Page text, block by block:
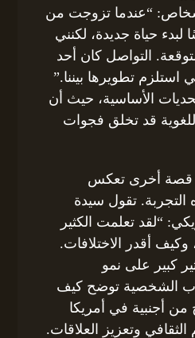
“عندما تزوجت من
حياة جديدة، لكنني
التواصل كان أحد
استلزم تطويرها بيننا.”
الأساسية، حيث أن
قد تخلق فجوات
قصة أخرى تعكس
التجربة. تقول سيدة
“لقد تعلمت الكثير
وكيف أقدر الاختلافات.
كبير على نمو
الشخصية توضح كيف
أجنبية في أمريكا
وتعزيز العلاقات.